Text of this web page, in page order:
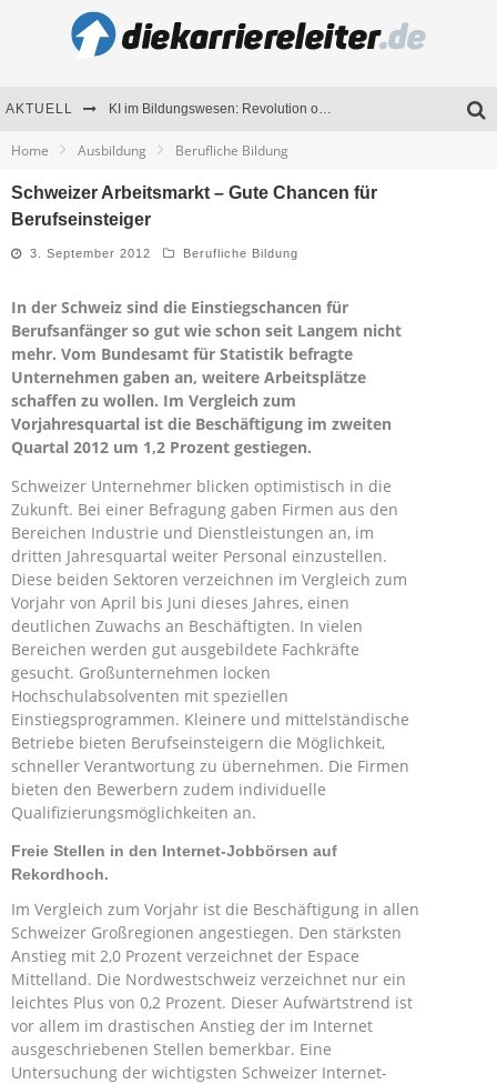
AKTUELL KI im Bildungswesen: Revolution oder Risiko für Schulen und Universitäten?
Seminare als Motivationsmotor – Wie Weiterbildung Mitarbeiter nachhaltig begeistert
Home Ausbildung Berufliche Bildung
Schweizer Arbeitsmarkt – Gute Chancen für
Berufseinsteiger
3. September 2012 Berufliche Bildung
In der Schweiz sind die Einstiegschancen für
Berufsanfänger so gut wie schon seit Langem nicht
mehr. Vom Bundesamt für Statistik befragte
Unternehmen gaben an, weitere Arbeitsplätze
schaffen zu wollen. Im Vergleich zum
Vorjahresquartal ist die Beschäftigung im zweiten
Quartal 2012 um 1,2 Prozent gestiegen.
Schweizer Unternehmer blicken optimistisch in die
Zukunft. Bei einer Befragung gaben Firmen aus den
Bereichen Industrie und Dienstleistungen an, im
dritten Jahresquartal weiter Personal einzustellen.
Diese beiden Sektoren verzeichnen im Vergleich zum
Vorjahr von April bis Juni dieses Jahres, einen
deutlichen Zuwachs an Beschäftigten. In vielen
Bereichen werden gut ausgebildete Fachkräfte
gesucht. Großunternehmen locken
Hochschulabsolventen mit speziellen
Einstiegsprogrammen. Kleinere und mittelständische
Betriebe bieten Berufseinsteigern die Möglichkeit,
schneller Verantwortung zu übernehmen. Die Firmen
bieten den Bewerbern zudem individuelle
Qualifizierungsmöglichkeiten an.
Freie Stellen in den Internet-Jobbörsen auf
Rekordhoch.
Im Vergleich zum Vorjahr ist die Beschäftigung in allen
Schweizer Großregionen angestiegen. Den stärksten
Anstieg mit 2,0 Prozent verzeichnet der Espace
Mittelland. Die Nordwestschweiz verzeichnet nur ein
leichtes Plus von 0,2 Prozent. Dieser Aufwärtstrend ist
vor allem im drastischen Anstieg der im Internet
ausgeschriebenen Stellen bemerkbar. Eine
Untersuchung der wichtigsten Schweizer Internet-